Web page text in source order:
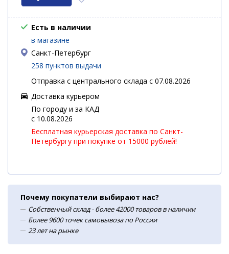
Есть в наличии
в магазине
Санкт-Петербург
258 пунктов выдачи
Отправка с центрального склада с 07.08.2026
Доставка курьером
По городу и за КАД
c 10.08.2026
Бесплатная курьерская доставка по Санкт-
Петербургу при покупке от 15000 рублей!
Почему покупатели выбирают нас?
Собственный склад - более 42000 товаров в наличии
Более 9600 точек самовывоза по России
23 лет на рынке